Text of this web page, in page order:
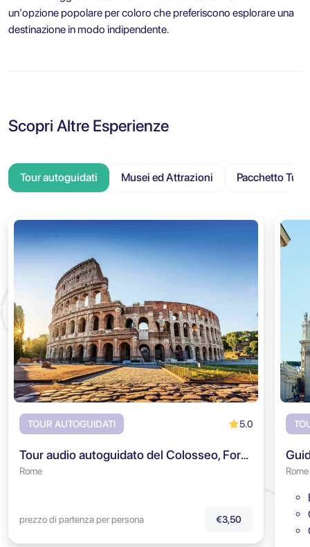
un'opzione popolare per coloro che preferiscono esplorare una
destinazione in modo indipendente.
Scopri Altre Esperienze
Tour autoguidati Musei ed Attrazioni Pacchetto
TOUR AUTOGUIDATI 5.0
Tour audio autoguidato del Colosseo, Foro Romano & Colle Palatino
Rome
prezzo di partenza per persona €3,50
Rome